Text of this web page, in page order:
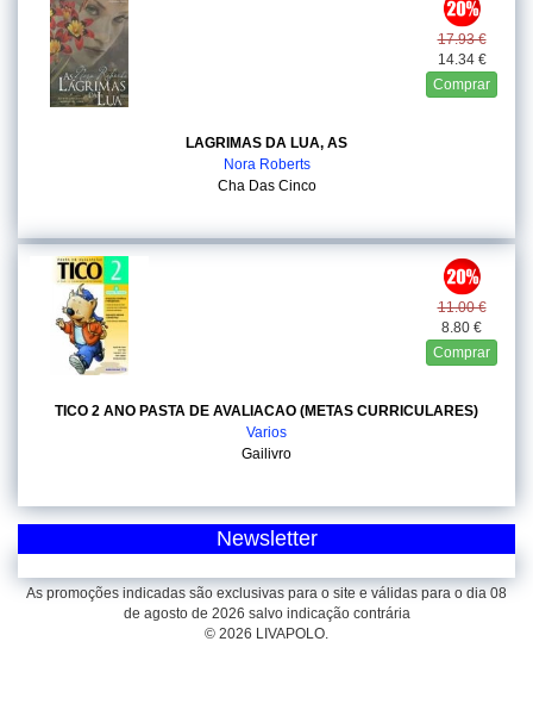
17.93 €
14.34 €
Comprar
LAGRIMAS DA LUA, AS
Nora Roberts
Cha Das Cinco
11.00 €
8.80 €
Comprar
TICO 2 ANO PASTA DE AVALIACAO (METAS CURRICULARES)
Varios
Gailivro
Newsletter
As promoções indicadas são exclusivas para o site e válidas para o dia 08
de agosto de 2026 salvo indicação contrária
© 2026 LIVAPOLO.